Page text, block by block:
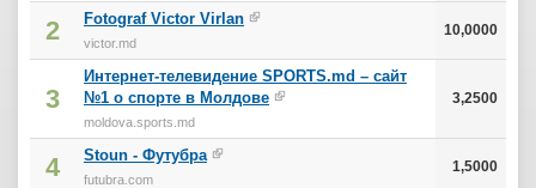
2 Fotograf Victor Virlan
victor.md
10,0000
3
Интернет-телевидение SPORTS.md – сайт
№1 о спорте в Молдове
moldova.sports.md
3,2500
4 Stoun - Футубра
futubra.com
1,5000